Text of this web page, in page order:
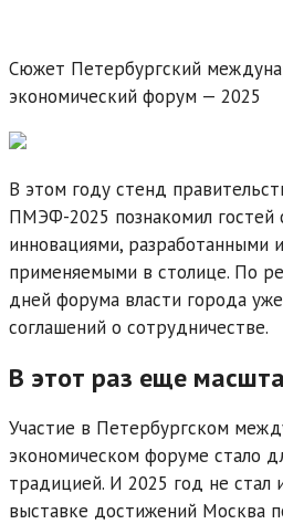
Сюжет Петербургский
экономический форум — 2025
В этом году стенд
ПМЭФ-2025 познакомил гостей
инновациями, разработанными
применяемыми в столице. По
дней форума власти города
соглашений о сотрудничестве.
В этот раз еще
Участие в Петербургском
экономическом форуме стало
традицией. И 2025 год не стал
выставке достижений Москва